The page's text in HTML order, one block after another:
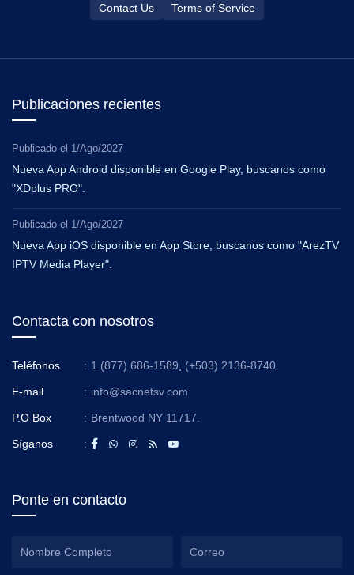
Contact Us Terms of Service
Publicaciones recientes
Publicado el 1/Ago/2027
Nueva App Android disponible en Google Play, buscanos como
"XDplus PRO".
Publicado el 1/Ago/2027
Nueva App iOS disponible en App Store, buscanos como "ArezTV
IPTV Media Player".
Contacta con nosotros
Teléfonos : 1 (877) 686-1589 (+503) 2136-8740
E-mail : info@sacnetsv.com
P.O Box : Brentwood NY 11717.
Síganos :
Ponte en contacto